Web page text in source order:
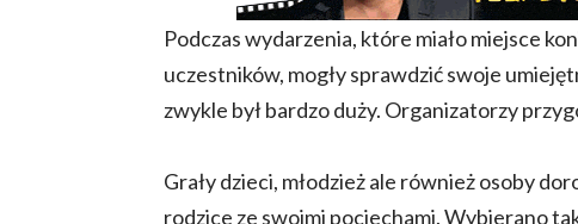
Podczas wydarzenia, które miało miejsce
uczestników, mogły sprawdzić swoje
zwykle był bardzo duży. Organizatorzy
Grały dzieci, młodzież ale również osoby
rodzice ze swoimi pociechami. Wybierano